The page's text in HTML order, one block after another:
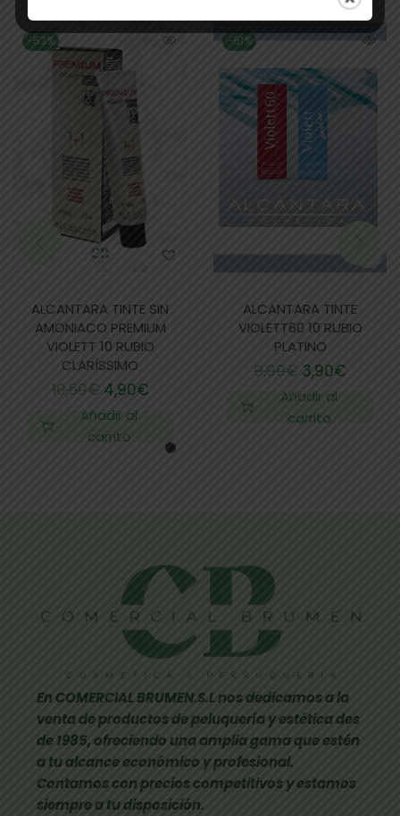
-53%
ALCANTARA TINTE SIN
AMONIACO PREMIUM
VIOLETT 10 RUBIO
CLARÍSSIMO
10,50€ 4,90€
Añadir al
carrito
-61%
ALCANTARA TINTE
VIOLETT60 10 RUBIO
PLATINO
9,90€ 3,90€
Añadir al
carrito
En COMERCIAL BRUMEN.S.L nos dedicamos a la
venta de productos de peluquería y estética des
de 1985, ofreciendo una amplia gama que estén
a tu alcance económico y profesional.
Contamos con precios competitivos y estamos
siempre a tu disposición.